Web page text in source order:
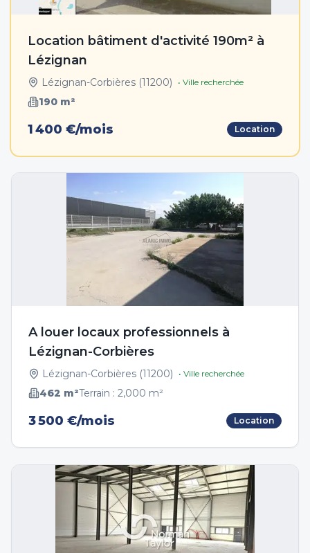
Location bâtiment d'activité 190m² à
Lézignan
Lézignan-Corbières (11200) • Ville recherchée
190 m²
1 400 €/mois Location
A louer locaux professionnels à
Lézignan-Corbières
Lézignan-Corbières (11200) • Ville recherchée
462 m²Terrain : 2,000 m²
3 500 €/mois Location